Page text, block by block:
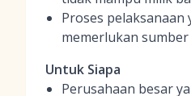
Proses pelaksanaan
memerlukan
Untuk Siapa
Perusahaan besar